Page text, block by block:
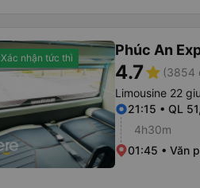
Xác nhận tức thì Phúc An
4.7star (3854
Limousine 22
21:15 • QL
4h30m
01:45 • Văn